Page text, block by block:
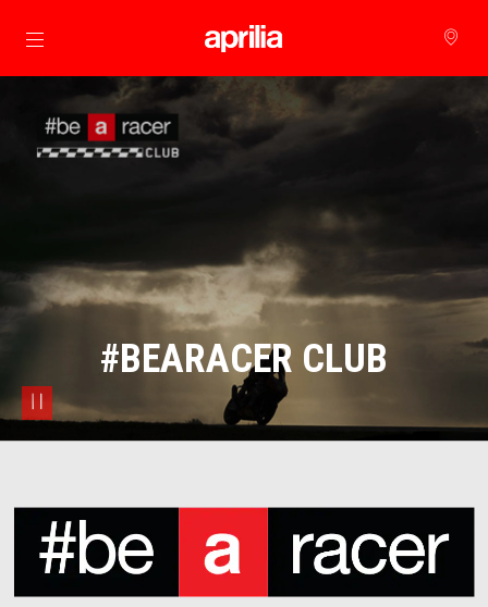
Alege continutul principal
pause
#BEARACER CLUB